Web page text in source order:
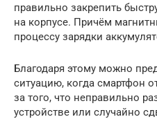
правильно закрепить
на корпусе. Причём
процессу зарядки
Благодаря этому можно
ситуацию, когда смартфон
за того, что неправильно
устройстве или случайно